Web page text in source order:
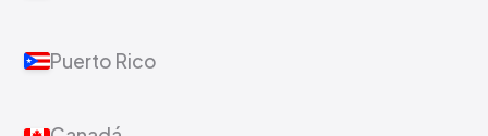
Puerto Rico